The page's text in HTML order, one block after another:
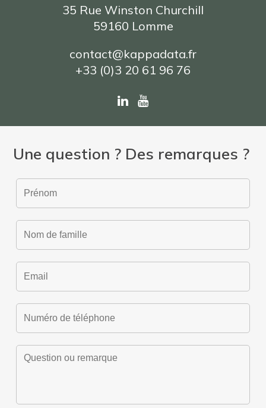
35 Rue Winston Churchill
59160 Lomme
contact@kappadata.fr
+33 (0)3 20 61 96 76
Une question ? Des remarques ?